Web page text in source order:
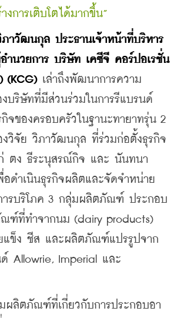
งการเติบโตได้มากขึ้น”
วัฒนกุล ประธานเจ้าหน้าที่บริหาร
ำนวยการ บริษัท เคซีจี คอร์ปอเรชั่น
(KCG) เล่าถึงพัฒนาการความ
บริษัทที่มีส่วนร่วมในการรีแบรนด์
จของครอบครัวในฐานะทายาทรุ่น 2
งวิจัย วิภาวัฒนกุล ที่ร่วมก่อตั้งธุรกิจ
ตง ธีระนุสรณ์กิจ และ นันทนา
อดำเนินธุรกิจผลิตและจัดจำหน่าย
รบริโภค 3 กลุ่มผลิตภัณฑ์ ประกอบ
ฑ์ที่ทำจากนม (dairy products)
แข็ง ชีส และผลิตภัณฑ์แปรรูปจาก
Allowrie, Imperial และ
ตภัณฑ์ที่เกี่ยวกับการประกอบอา